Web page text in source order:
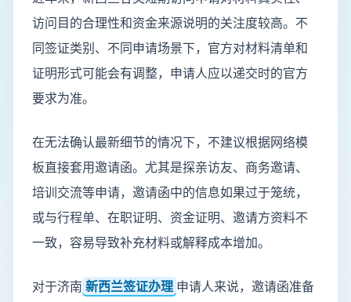
访问目的合理性和资金来源说明的关注度较高。不
同签证类别、不同申请场景下，官方对材料清单和
证明形式可能会有调整，申请人应以递交时的官方
要求为准。
在无法确认最新细节的情况下，不建议根据网络模
板直接套用邀请函。尤其是探亲访友、商务邀请、
培训交流等申请，邀请函中的信息如果过于笼统，
或与行程单、在职证明、资金证明、邀请方资料不
一致，容易导致补充材料或解释成本增加。
对于济南 新西兰签证办理 申请人来说，邀请函准备